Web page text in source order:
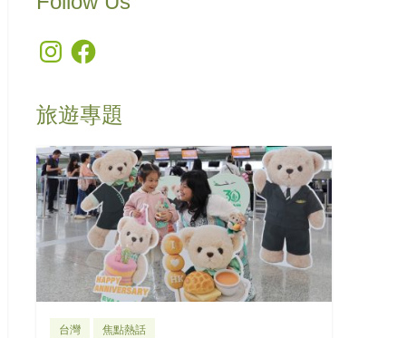
InstagramFacebook
旅遊專題
台灣 焦點熱話